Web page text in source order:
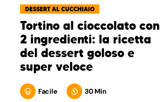
DESSERT AL CUCCHIAIO
Tortino al cioccolato con
2 ingredienti: la ricetta
del dessert goloso e
super veloce
Facile 30 Min